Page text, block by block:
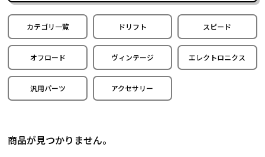
カテゴリ一覧 ドリフト スピード
オフロード ヴィンテージ エレクトロニクス
汎用パーツ アクセサリー
商品が見つかりません。